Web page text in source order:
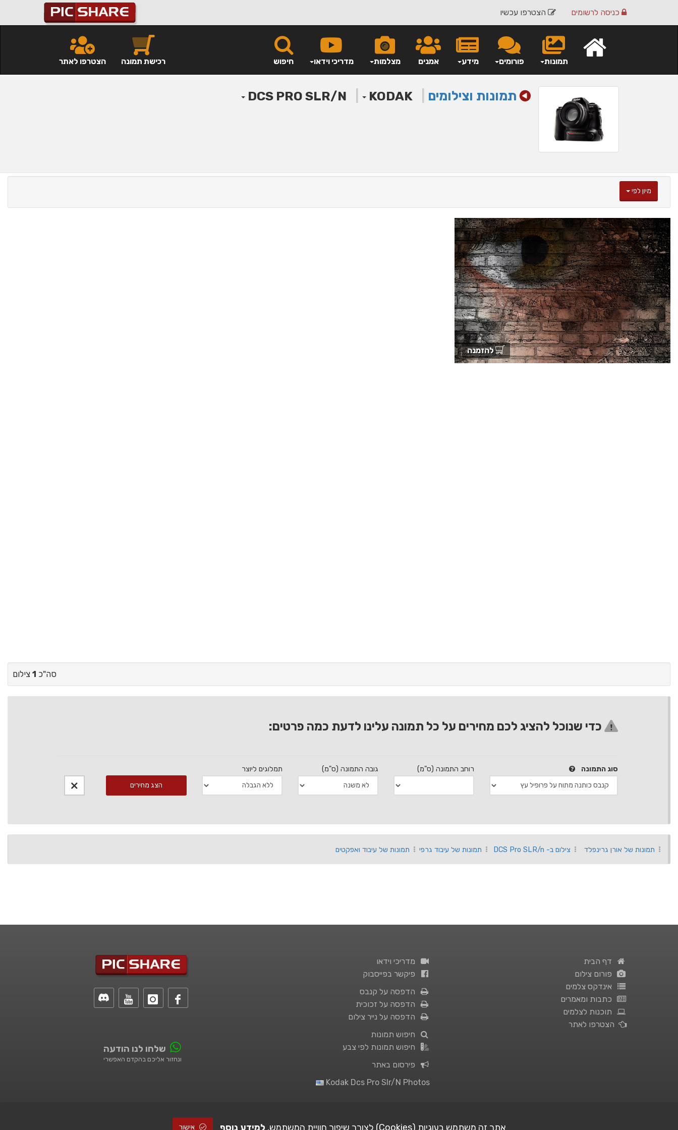
הצטרפו עכשיו כניסה לרשומים
חיפוש מדריכי וידאו מצלמות אמנים מידע פורומים תמונות הצטרפו לאתר רכישת תמונה
תמונות וצילומים KODAK
DCS PRO SLR/N
מיון לפי
להזמנה
סה"כ 1 צילום
כדי שנוכל להציג לכם מחירים על כל תמונה עלינו לדעת כמה פרטים:
סוג התמונה רוחב התמונה (ס"מ) גובה התמונה (ס"מ) תמלוגים ליוצר
הצג מחירים
תמונות של אורן גרינפלד צילום ב- DCS Pro SLR/n תמונות של עיבוד גרפי תמונות של עיבוד ואפקטים
שלחו לנו הודעה
ונחזור אליכם בהקדם האפשרי
מדריכי וידאו
פיקשר בפייסבוק
הדפסה על קנבס
הדפסה על זכוכית
הדפסה על נייר צילום
חיפוש תמונות
חיפוש תמונות לפי צבע
פירסום באתר
Kodak Dcs Pro Slr/n Photos
דף הבית
פורום צילום
אינדקס צלמים
כתבות ומאמרים
תוכנות לצלמים
הצטרפו לאתר
אתר זה משתמש בעוגיות (Cookies) לצורך שיפור חוויית המשתמש. למידע נוסף אישור